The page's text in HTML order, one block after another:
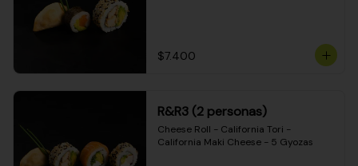
$7.400
R&R3 (2 personas)
Cheese Roll - California Tori -
California Maki Cheese - 5 Gyozas